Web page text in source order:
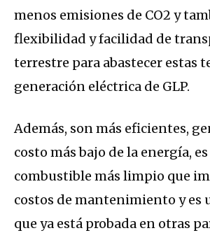
menos emisiones de CO2 y
flexibilidad y facilidad de
terrestre para abastecer estas
generación eléctrica de GLP.
Además, son más eficientes,
costo más bajo de la energía,
combustible más limpio que
costos de mantenimiento y es
que ya está probada en otras